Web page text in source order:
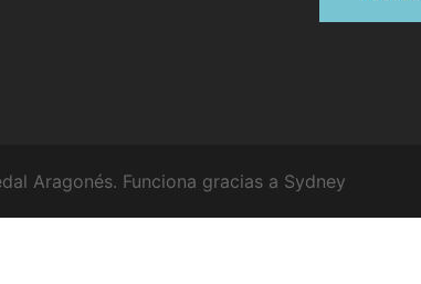
Aragonés. Funciona gracias a Sydney